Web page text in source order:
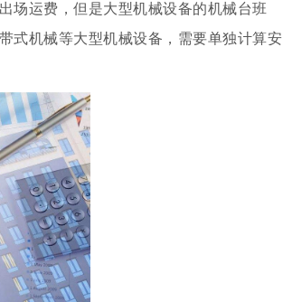
场运费，但是大型机械设备的机械台班
式机械等大型机械设备，需要单独计算安